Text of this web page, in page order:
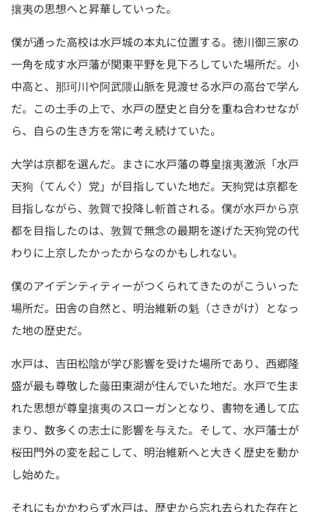
攘夷の思想へと昇華していった。
僕が通った高校は水戸城の本丸に位置する。徳川御三家の
一角を成す水戸藩が関東平野を見下ろしていた場所だ。小
中高と、那珂川や阿武隈山脈を見渡せる水戸の高台で学ん
だ。この土手の上で、水戸の歴史と自分を重ね合わせなが
ら、自らの生き方を常に考え続けていた。
大学は京都を選んだ。まさに水戸藩の尊皇攘夷激派「水戸
天狗（てんぐ）党」が目指していた地だ。天狗党は京都を
目指しながら、敦賀で投降し斬首される。僕が水戸から京
都を目指したのは、敦賀で無念の最期を遂げた天狗党の代
わりに上京したかったからなのかもしれない。
僕のアイデンティティーがつくられてきたのがこういった
場所だ。田舎の自然と、明治維新の魁（さきがけ）となっ
た地の歴史だ。
水戸は、吉田松陰が学び影響を受けた場所であり、西郷隆
盛が最も尊敬した藤田東湖が住んでいた地だ。水戸で生ま
れた思想が尊皇攘夷のスローガンとなり、書物を通して広
まり、数多くの志士に影響を与えた。そして、水戸藩士が
桜田門外の変を起こして、明治維新へと大きく歴史を動か
し始めた。
それにもかかわらず水戸は、歴史から忘れ去られた存在と